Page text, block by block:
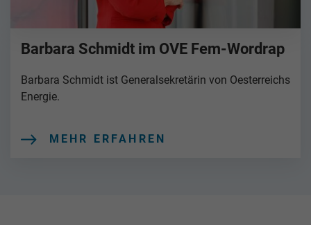
Barbara Schmidt im OVE Fem-Wordrap
Barbara Schmidt ist Generalsekretärin von Oesterreichs
Energie.
MEHR ERFAHREN